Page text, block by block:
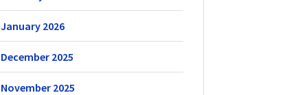
January 2026
December 2025
November 2025